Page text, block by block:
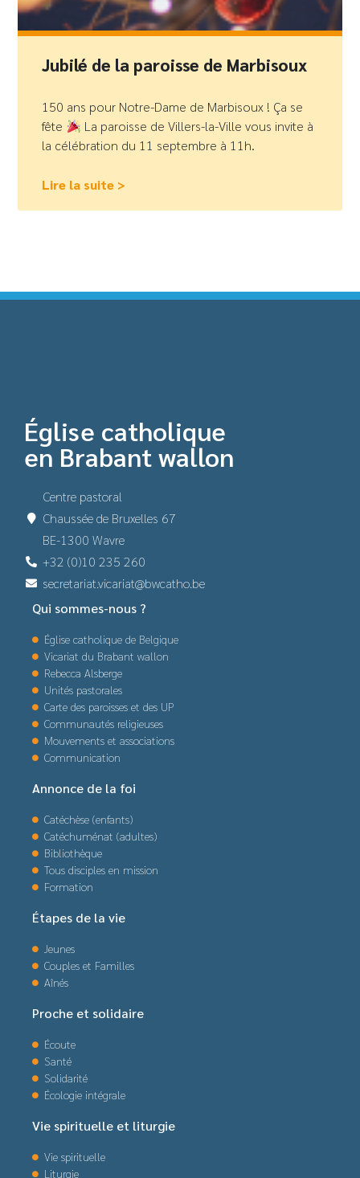
Jubilé de la paroisse de Marbisoux
150 ans pour Notre-Dame de Marbisoux ! Ça se
fête
La paroisse de Villers-la-Ville vous invite à
la célébration du 11 septembre à 11h.
Lire la suite >
Église catholique
en Brabant wallon
Centre pastoral
Chaussée de Bruxelles 67
BE-1300 Wavre
+32 (0)10 235 260
secretariat.vicariat@bwcatho.be
Qui sommes-nous ?
Église catholique de Belgique
Vicariat du Brabant wallon
Rebecca Alsberge
Unités pastorales
Carte des paroisses et des UP
Communautés religieuses
Mouvements et associations
Communication
Annonce de la foi
Catéchèse (enfants)
Catéchuménat (adultes)
Bibliothèque
Tous disciples en mission
Formation
Étapes de la vie
Jeunes
Couples et Familles
Aînés
Proche et solidaire
Écoute
Santé
Solidarité
Écologie intégrale
Vie spirituelle et liturgie
Vie spirituelle
Liturgie